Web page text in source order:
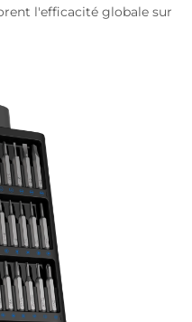
l'efficacité globale sur